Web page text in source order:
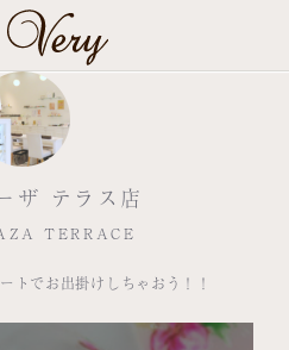
ザ テラス店
TERRACE
トでお出掛けしちゃおう！！